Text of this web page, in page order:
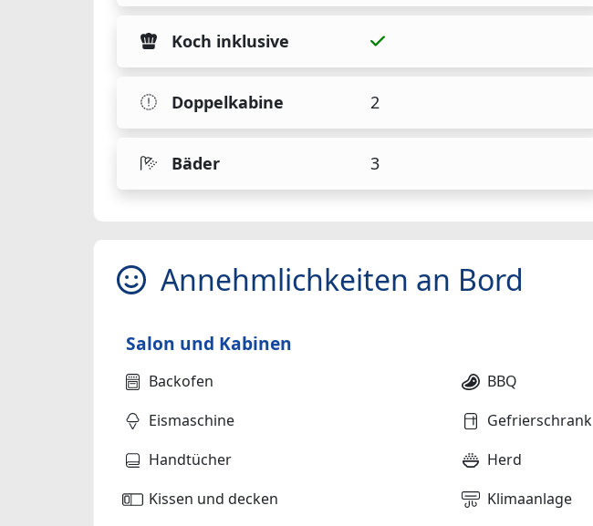
Koch inklusive
Doppelkabine 2
Bäder 3
Annehmlichkeiten an Bord
Salon und Kabinen
Backofen BBQ
Eismaschine
Gefrierschrank
Handtücher
Herd
Kissen und decken
Klimaanlage